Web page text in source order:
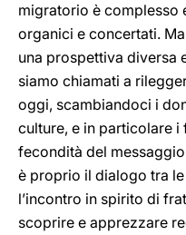
migratorio è complesso
organici e concertati.
una prospettiva diversa
siamo chiamati a
oggi, scambiandoci i
culture, e in particolare
fecondità del
è proprio il dialogo tra
l’incontro in spirito di
scoprire e apprezzare